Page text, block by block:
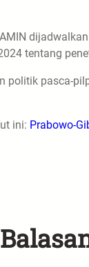
tentang
politik pasca-
ini: Prabowo-